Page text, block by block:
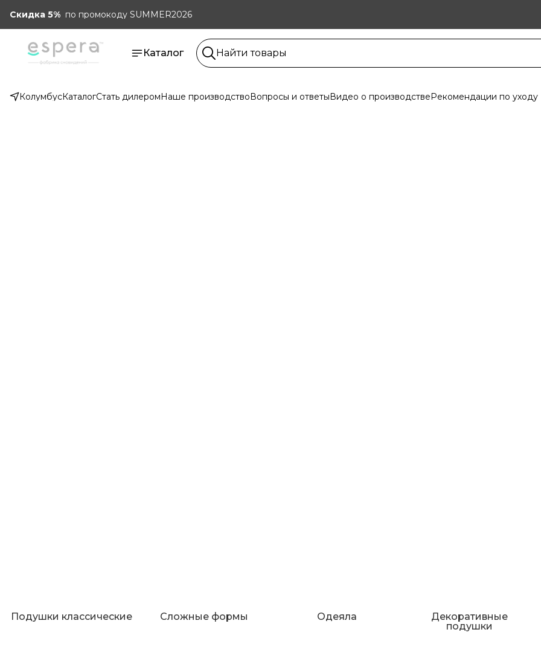
Скидка 5% по промокоду SUMMER2026
Каталог
КолумбусКаталогСтать дилеромНаше производствоВопросы и ответыВидео о производствеРекомендации по уходу
Подушки классические Сложные формы Одеяла
Декоративные
подушки